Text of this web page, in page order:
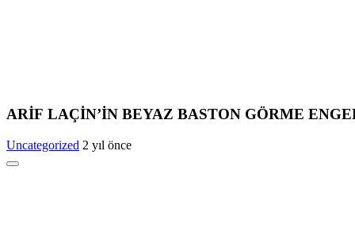
ARİF LAÇİN’İN BEYAZ BASTON GÖRME
Uncategorized 2 yıl önce